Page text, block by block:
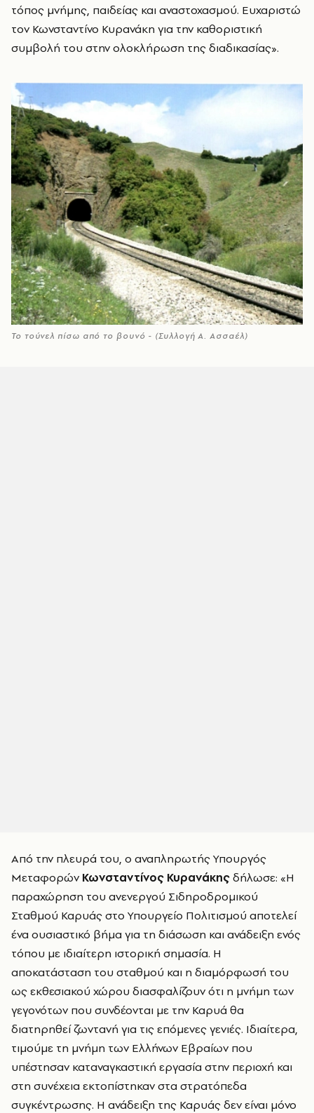
τόπος μνήμης, παιδείας και αναστοχασμού. Ευχαριστώ
τον Κωνσταντίνο Κυρανάκη για την καθοριστική
συμβολή του στην ολοκλήρωση της διαδικασίας».
Το τούνελ πίσω από το βουνό - (Συλλογή Α. Ασσαέλ)
Από την πλευρά του, ο αναπληρωτής Υπουργός
Μεταφορών Κωνσταντίνος Κυρανάκηςδήλωσε: «Η
παραχώρηση του ανενεργού Σιδηροδρομικού
Σταθμού Καρυάς στο Υπουργείο Πολιτισμού αποτελεί
ένα ουσιαστικό βήμα για τη διάσωση και ανάδειξη ενός
τόπου με ιδιαίτερη ιστορική σημασία. Η
αποκατάσταση του σταθμού και η διαμόρφωσή του
ως εκθεσιακού χώρου διασφαλίζουν ότι η μνήμη των
γεγονότων που συνδέονται με την Καρυά θα
διατηρηθεί ζωντανή για τις επόμενες γενιές. Ιδιαίτερα,
τιμούμε τη μνήμη των Ελλήνων Εβραίων που
υπέστησαν καταναγκαστική εργασία στην περιοχή και
στη συνέχεια εκτοπίστηκαν στα στρατόπεδα
συγκέντρωσης. Η ανάδειξη της Καρυάς δεν είναι μόνο